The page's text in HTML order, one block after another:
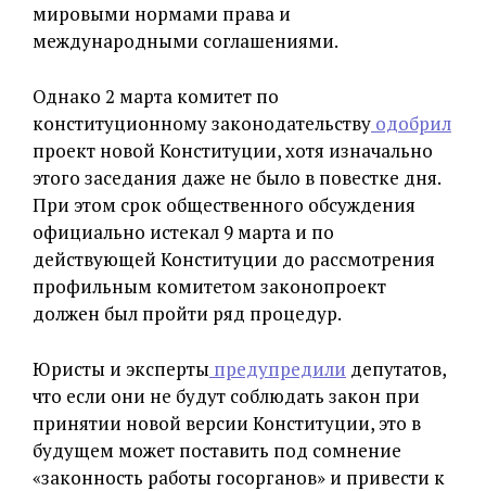
мировыми нормами права и
международными соглашениями.
Однако 2 марта комитет по
конституционному законодательству одобрил
проект новой Конституции, хотя изначально
этого заседания даже не было в повестке дня.
При этом срок общественного обсуждения
официально истекал 9 марта и по
действующей Конституции до рассмотрения
профильным комитетом законопроект
должен был пройти ряд процедур.
Юристы и эксперты предупредили депутатов,
что если они не будут соблюдать закон при
принятии новой версии Конституции, это в
будущем может поставить под сомнение
«законность работы госорганов» и привести к